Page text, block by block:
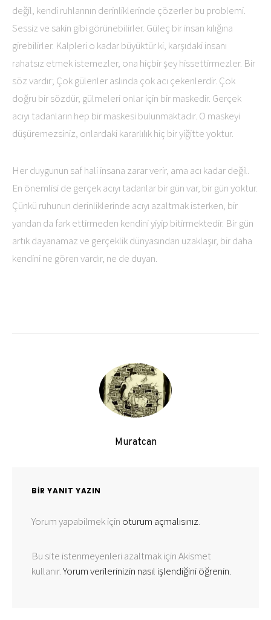
değil, kendi ruhlarının derinliklerinde çözerler bu problemi.
Sessiz ve sakin gibi görünebilirler. Güleç bir insan kılığına
girebilirler. Kalpleri o kadar büyüktür ki, karşıdaki insanı
rahatsız etmek istemezler, ona hiçbir şey hissettirmezler. Bir
söz vardır; Çok gülenler aslında çok acı çekenlerdir. Çok
doğru bir sözdür, gülmeleri onlar için bir maskedir. Gerçek
acıyı tadanların hep bir maskesi bulunmaktadır. O maskeyi
düşüremezsiniz, onlardaki kararlılık hiç bir yiğitte yoktur.
Her duygunun saf hali insana zarar verir, ama acı kadar değil.
En önemlisi de gerçek acıyı tadanlar bir gün var, bir gün yoktur.
Çünkü ruhunun derinliklerinde acıyı azaltmak isterken, bir
yandan da fark ettirmeden kendini yiyip bitirmektedir. Bir gün
artık dayanamaz ve gerçeklik dünyasından uzaklaşır, bir daha
kendini ne gören vardır, ne de duyan.
Muratcan
BIR YANIT YAZIN
Yorum yapabilmek için oturum açmalısınız.
Bu site istenmeyenleri azaltmak için Akismet
kullanır.Yorum verilerinizin nasıl işlendiğini öğrenin.